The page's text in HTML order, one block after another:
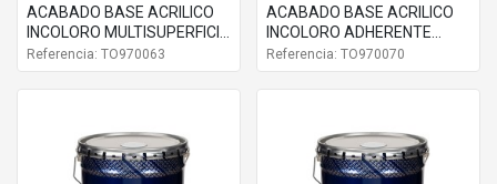
ACABADO BASE ACRILICO
INCOLORO MULTISUPERFICIE
MATE 970063
Referencia: TO970063
ACABADO BASE ACRILICO
INCOLORO ADHERENTE
METAL BRILLO 970070
Referencia: TO970070